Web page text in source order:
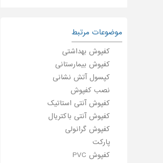
موضوعات مرتبط
کفپوش بهداشتی
کفپوش بیمارستانی
کپسول آتش نشانی
نصب کفپوش
کفپوش آنتی استاتیک
کفپوش آنتی باکتریال
کفپوش گرانولی
پارکت
کفپوش PVC